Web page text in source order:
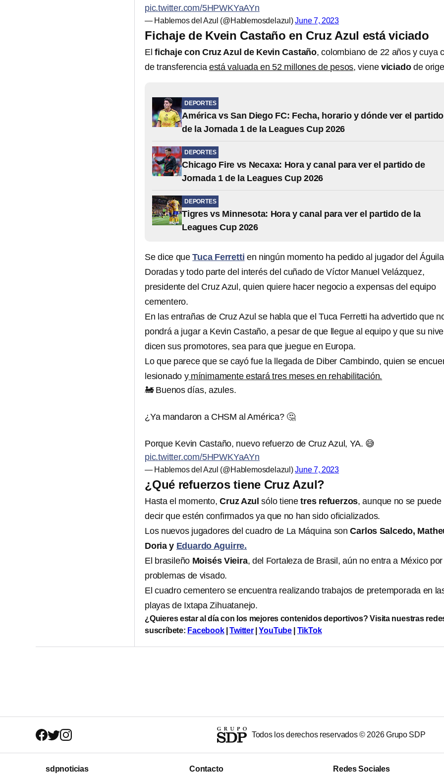
pic.twitter.com/5HPWKYaAYn
— Hablemos del Azul (@Hablemosdelazul)June 7, 2023
Fichaje de Kvein Castaño en Cruz Azul está viciado
El fichaje con Cruz Azul de Kevin Castaño, colombiano de 22 años y cuya
de transferencia está valuada en 52 millones de pesos, viene viciado de
DEPORTES
América vs San Diego FC: Fecha, horario y dónde ver el partido
de la Jornada 1 de la Leagues Cup 2026
DEPORTES
Chicago Fire vs Necaxa: Hora y canal para ver el partido de
Jornada 1 de la Leagues Cup 2026
DEPORTES
Tigres vs Minnesota: Hora y canal para ver el partido de la
Leagues Cup 2026
Se dice queTuca Ferretti en ningún momento ha pedido al jugador del
Doradas y todo parte del interés del cuñado de Víctor Manuel Velázquez,
presidente del Cruz Azul, quien quiere hacer negocio a expensas del equipo
cementero.
En las entrañas de Cruz Azul se habla que el Tuca Ferretti ha advertido que
pondrá a jugar a Kevin Castaño, a pesar de que llegue al equipo y que su
dicen sus promotores, sea para que juegue en Europa.
Lo que parece que se cayó fue la llegada de Diber Cambindo, quien se
lesionado ymínimamente estará tres meses en rehabilitación.
🚂 Buenos días, azules.
¿Ya mandaron a CHSM al América? 🤔
Porque Kevin Castaño, nuevo refuerzo de Cruz Azul, YA. 😅
pic.twitter.com/5HPWKYaAYn
— Hablemos del Azul (@Hablemosdelazul)June 7, 2023
¿Qué refuerzos tiene Cruz Azul?
Hasta el momento,Cruz Azul sólo tienetres refuerzos, aunque no se puede
decir que estén confirmados ya que no han sido oficializados.
Los nuevos jugadores del cuadro de La Máquina sonCarlos Salcedo,
Doria y Eduardo Aguirre.
El brasileño Moisés Vieira, del Fortaleza de Brasil, aún no entra a México por
problemas de visado.
El cuadro cementero se encuentra realizando trabajos de pretemporada en
playas de Ixtapa Zihuatanejo.
¿Quieres estar al día con los mejores contenidos deportivos? Visita nuestras
suscríbete: Facebook|Twitter|YouTube TikTok
Todos los derechos reservados © 2026Grupo SDP
sdpnoticias Contacto Redes Sociales